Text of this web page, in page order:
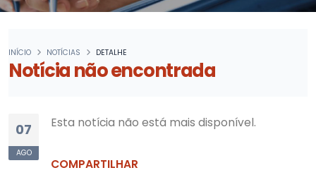
Notícia não encontrada
INÍCIO NOTÍCIAS DETALHE
07
AGO
Esta notícia não está mais disponível.
COMPARTILHAR